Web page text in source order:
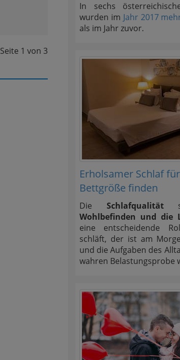
Seite 1 von 3
In sechs
wurden im Jahr 2017
als im Jahr zuvor.
Erholsamer Schlaf
Bettgröße finden
Die Schlafqualität
Wohlbefinden und die
eine entscheidende
schläft, der ist am
und die Aufgaben des
wahren Belastungsprobe